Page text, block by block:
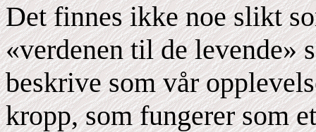
Det finnes ikke noe slikt
«verdenen til de levende»
beskrive som vår
kropp, som fungerer som